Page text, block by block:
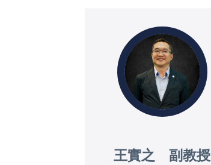
王實之 副教授